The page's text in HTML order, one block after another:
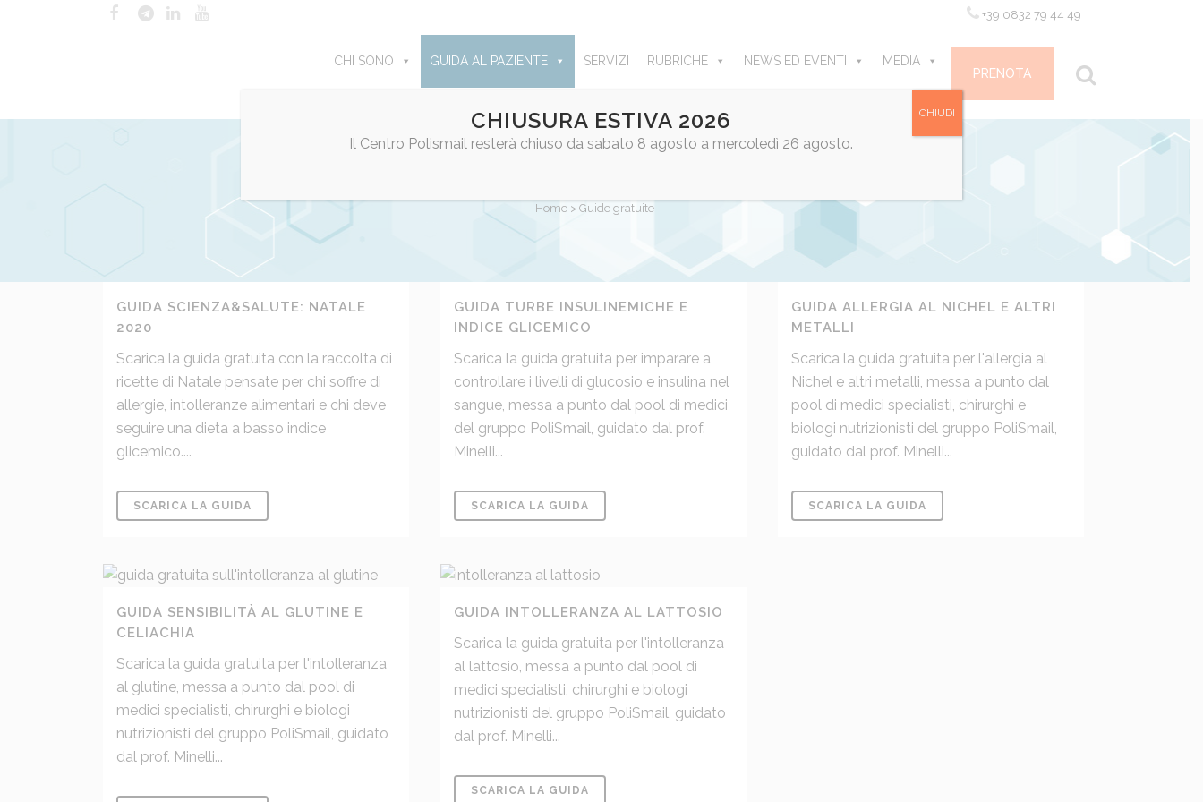
+39 0832 79 44 49
PRENOTA
CHI SONO GUIDA AL PAZIENTE SERVIZI RUBRICHE NEWS ED EVENTI MEDIA
Home > Guide gratuite
GUIDA SCIENZA&SALUTE: NATALE
2020
Scarica la guida gratuita con la raccolta di
ricette di Natale pensate per chi soffre di
allergie, intolleranze alimentari e chi deve
seguire una dieta a basso indice
glicemico....
SCARICA LA GUIDA
GUIDA TURBE INSULINEMICHE E
INDICE GLICEMICO
Scarica la guida gratuita per imparare a
controllare i livelli di glucosio e insulina nel
sangue, messa a punto dal pool di medici
del gruppo PoliSmail, guidato dal prof.
Minelli...
SCARICA LA GUIDA
GUIDA ALLERGIA AL NICHEL E ALTRI
METALLI
Scarica la guida gratuita per l'allergia al
Nichel e altri metalli, messa a punto dal
pool di medici specialisti, chirurghi e
biologi nutrizionisti del gruppo PoliSmail,
guidato dal prof. Minelli...
SCARICA LA GUIDA
GUIDA SENSIBILITÀ AL GLUTINE E
CELIACHIA
Scarica la guida gratuita per l'intolleranza
al glutine, messa a punto dal pool di
medici specialisti, chirurghi e biologi
nutrizionisti del gruppo PoliSmail, guidato
dal prof. Minelli...
GUIDA INTOLLERANZA AL LATTOSIO
Scarica la guida gratuita per l'intolleranza
al lattosio, messa a punto dal pool di
medici specialisti, chirurghi e biologi
nutrizionisti del gruppo PoliSmail, guidato
dal prof. Minelli...
SCARICA LA GUIDA
CHIUSURA ESTIVA 2026
Il Centro Polismail resterà chiuso da sabato 8 agosto a mercoledì 26 agosto.
CHIUDI